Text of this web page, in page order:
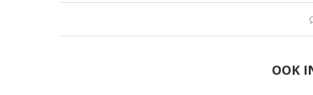
OOK